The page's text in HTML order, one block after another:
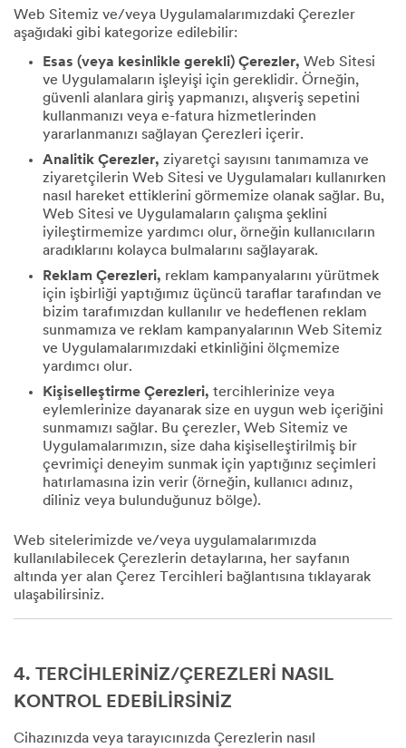
Web Sitemiz ve/veya Uygulamalarımızdaki Çerezler
aşağıdaki gibi kategorize edilebilir:
Esas (veya kesinlikle gerekli) Çerezler, Web Sitesi
ve Uygulamaların işleyişi için gereklidir. Örneğin,
güvenli alanlara giriş yapmanızı, alışveriş sepetini
kullanmanızı veya e-fatura hizmetlerinden
yararlanmanızı sağlayan Çerezleri içerir.
Analitik Çerezler, ziyaretçi sayısını tanımamıza ve
ziyaretçilerin Web Sitesi ve Uygulamaları kullanırken
nasıl hareket ettiklerini görmemize olanak sağlar. Bu,
Web Sitesi ve Uygulamaların çalışma şeklini
iyileştirmemize yardımcı olur, örneğin kullanıcıların
aradıklarını kolayca bulmalarını sağlayarak.
Reklam Çerezleri, reklam kampanyalarını yürütmek
için işbirliği yaptığımız üçüncü taraflar tarafından ve
bizim tarafımızdan kullanılır ve hedeflenen reklam
sunmamıza ve reklam kampanyalarının Web Sitemiz
ve Uygulamalarımızdaki etkinliğini ölçmemize
yardımcı olur.
Kişiselleştirme Çerezleri, tercihlerinize veya
eylemlerinize dayanarak size en uygun web içeriğini
sunmamızı sağlar. Bu çerezler, Web Sitemiz ve
Uygulamalarımızın, size daha kişiselleştirilmiş bir
çevrimiçi deneyim sunmak için yaptığınız seçimleri
hatırlamasına izin verir (örneğin, kullanıcı adınız,
diliniz veya bulunduğunuz bölge).
Web sitelerimizde ve/veya uygulamalarımızda
kullanılabilecek Çerezlerin detaylarına, her sayfanın
altında yer alan Çerez Tercihleri bağlantısına tıklayarak
ulaşabilirsiniz.
4. TERCİHLERİNİZ/ÇEREZLERİ NASIL
KONTROL EDEBİLİRSİNİZ
Cihazınızda veya tarayıcınızda Çerezlerin nasıl